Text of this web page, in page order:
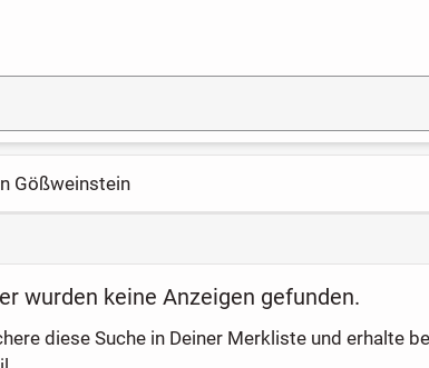
Gößweinstein
wurden keine Anzeigen gefunden.
diese Suche in Deiner Merkliste und erhalte